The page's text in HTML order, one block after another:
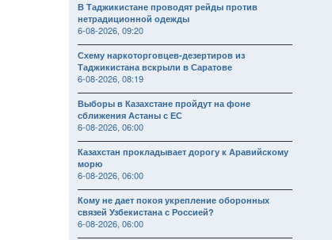
В Таджикистане проводят рейды против
нетрадиционной одежды
6-08-2026, 09:20
Схему наркоторговцев-дезертиров из
Таджикистана вскрыли в Саратове
6-08-2026, 08:19
Выборы в Казахстане пройдут на фоне
сближения Астаны с ЕС
6-08-2026, 06:00
Казахстан прокладывает дорогу к Аравийскому
морю
6-08-2026, 06:00
Кому не дает покоя укрепление оборонных
связей Узбекистана с Россией?
6-08-2026, 06:00